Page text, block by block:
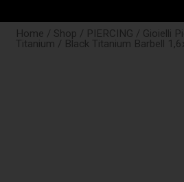
Home / Shop / PIERCING / Gioielli
Titanium / Black Titanium Barbell